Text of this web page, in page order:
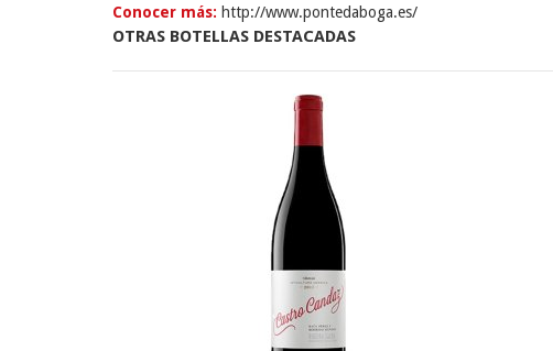
Conocer más: http://www.pontedaboga.es/
OTRAS BOTELLAS DESTACADAS